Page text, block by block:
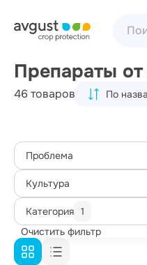
Препараты
46 товаров По
Проблема
Культура
Категория 1
Очистить фильтр